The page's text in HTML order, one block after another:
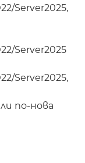
Server2025,
Server2025
Server2025,
по-нова